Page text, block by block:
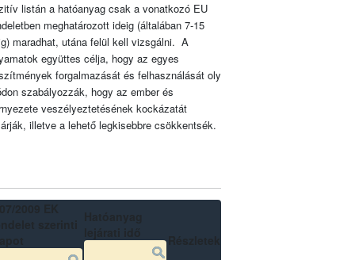
listán a hatóanyag csak a vonatkozó EU
meghatározott ideig (általában 7-15
maradhat, utána felül kell vizsgálni. A
együttes célja, hogy az egyes
forgalmazását és felhasználását oly
szabályozzák, hogy az ember és
veszélyeztetésének kockázatát
illetve a lehető legkisebbre csökkentsék.